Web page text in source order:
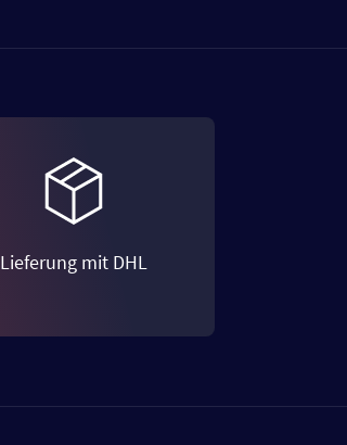
Lieferung mit DHL